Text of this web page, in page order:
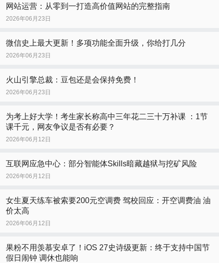
网站运营：从零到一打造高价值网站的完整指南
2026年06月23日
微信史上最大更新！多项功能全面升级，你给打几分
2026年06月23日
火山引擎总裁：豆包还是会保持免费！
2026年06月23日
为考上好大学！考生家长称高中三年花二三十万补课 ：1节
课千元，网友争议是否有必要？
2026年06月12日
互联网应急中心：部分智能体Skills暗藏越狱与挖矿风险
2026年06月12日
女生夏天练车被索要200元空调费 驾校回应：开空调费油 油
价太高
2026年06月12日
果粉不用羡慕安卓了！iOS 27史诗级更新：终于支持中国节
假日闹钟 调休也能响